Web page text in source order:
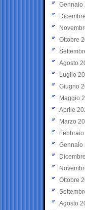
Gennaio
Ottobre
Agosto
Luglio
Giugno
Maggio
Aprile
Marzo
Gennaio
Ottobre
Agosto